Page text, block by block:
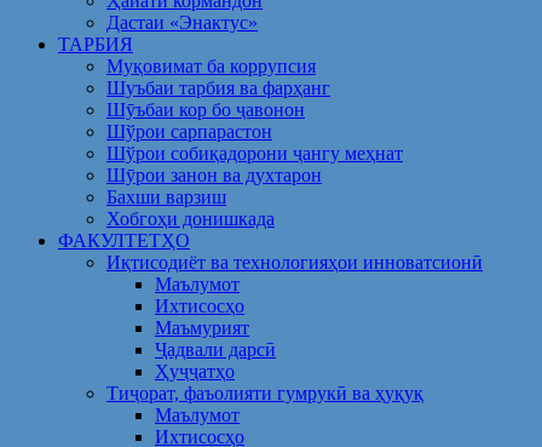
Дастаи «Энактус»
ТАРБИЯ
Муқовимат ба коррупсия
Шуъбаи тарбия ва фарҳанг
Шӯъбаи кор бо ҷавонон
Шўрои сарпарастон
Шўрои собиқадорони ҷангу меҳнат
Шӯрои занон ва духтарон
Бахши варзиш
Хобгоҳи донишкада
ФАКУЛТЕТҲО
Иқтисодиёт ва технологияҳои инноватсионӣ
Маълумот
Ихтисосҳо
Маъмурият
Ҷадвали дарсӣ
Ҳуҷҷатҳо
Тиҷорат, фаъолияти гумрукӣ ва ҳуқуқ
Маълумот
Ихтисосҳо